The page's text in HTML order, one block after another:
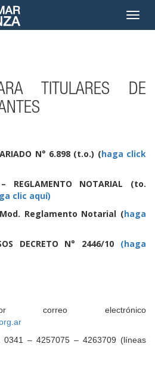
Toggle
TITULARES DE
N° 6.898 (t.o.) (haga click
REGLAMENTO NOTARIAL
(to.
clic aquí)
Mod. Reglamento Notarial (haga
DECRETO N° 2446/10 (haga
por correo electrónico
0341 – 4257075 – 4263709 (líneas